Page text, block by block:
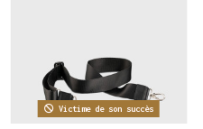
Victime de son succès